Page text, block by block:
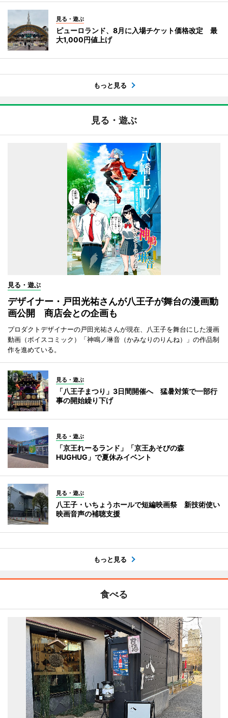
見る・遊ぶ
ピューロランド、8月に入場チケット価格改定 最
大1,000円値上げ
もっと見る
見る・遊ぶ
見る・遊ぶ
デザイナー・戸田光祐さんが八王子が舞台の漫画動
画公開 商店会との企画も
プロダクトデザイナーの戸田光祐さんが現在、八王子を舞台にした漫画
動画（ボイスコミック）「神鳴ノ琳音（かみなりのりんね）」の作品制
作を進めている。
見る・遊ぶ
「八王子まつり」3日間開催へ 猛暑対策で一部行
事の開始繰り下げ
見る・遊ぶ
「京王れーるランド」「京王あそびの森
HUGHUG」で夏休みイベント
見る・遊ぶ
八王子・いちょうホールで短編映画祭 新技術使い
映画音声の補聴支援
もっと見る
食べる